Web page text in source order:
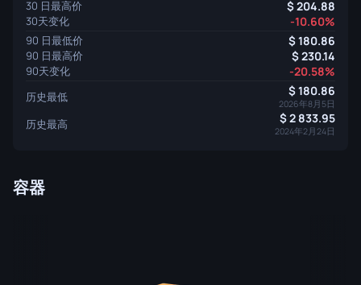
30 日最高价 204.88
30天变化 -10.60%
90 日最低价 180.86
90 日最高价 230.14
90天变化 -20.58%
历史最低 180.86
2026年8月5日
历史最高 2 833.95
2024年2月24日
容器